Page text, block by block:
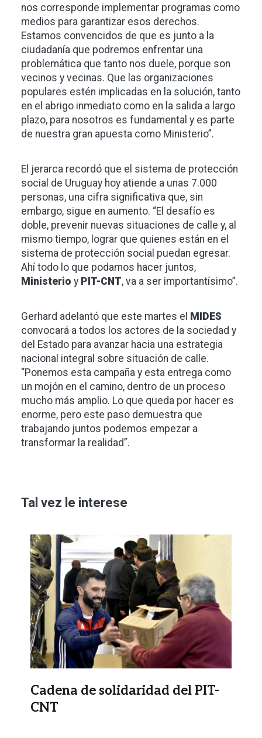
nos corresponde implementar programas como
medios para garantizar esos derechos.
Estamos convencidos de que es junto a la
ciudadanía que podremos enfrentar una
problemática que tanto nos duele, porque son
vecinos y vecinas. Que las organizaciones
populares estén implicadas en la solución, tanto
en el abrigo inmediato como en la salida a largo
plazo, para nosotros es fundamental y es parte
de nuestra gran apuesta como Ministerio”.
El jerarca recordó que el sistema de protección
social de Uruguay hoy atiende a unas 7.000
personas, una cifra significativa que, sin
embargo, sigue en aumento. “El desafío es
doble, prevenir nuevas situaciones de calle y, al
mismo tiempo, lograr que quienes están en el
sistema de protección social puedan egresar.
Ahí todo lo que podamos hacer juntos,
Ministerio y PIT-CNT, va a ser importantísimo”.
Gerhard adelantó que este martes el MIDES
convocará a todos los actores de la sociedad y
del Estado para avanzar hacia una estrategia
nacional integral sobre situación de calle.
“Ponemos esta campaña y esta entrega como
un mojón en el camino, dentro de un proceso
mucho más amplio. Lo que queda por hacer es
enorme, pero este paso demuestra que
trabajando juntos podemos empezar a
transformar la realidad”.
Tal vez le interese
Imagen
Cadena de solidaridad del PIT-
CNT